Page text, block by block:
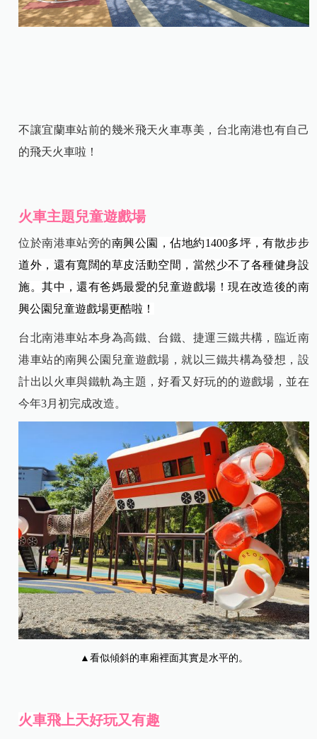
不讓宜蘭車站前的幾米飛天火車專美，台北南港也有自己
的飛天火車啦！
火車主題兒童遊戲場
位於南港車站旁的南興公園，佔地約1400多坪，有散步步
道外，還有寬闊的草皮活動空間，當然少不了各種健身設
施。其中，還有爸媽最愛的兒童遊戲場！現在改造後的南
興公園兒童遊戲場更酷啦！
台北南港車站本身為高鐵、台鐵、捷運三鐵共構，臨近南
港車站的南興公園兒童遊戲場，就以三鐵共構為發想，設
計出以火車與鐵軌為主題，好看又好玩的的遊戲場，並在
今年3月初完成改造。
▲看似傾斜的車廂裡面其實是水平的。
火車飛上天好玩又有趣